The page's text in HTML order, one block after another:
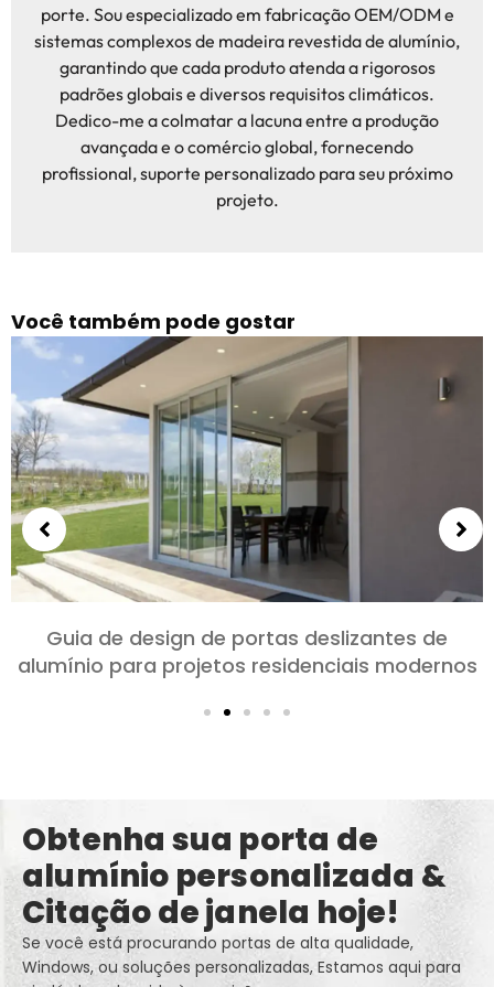
porte. Sou especializado em fabricação OEM/ODM e
sistemas complexos de madeira revestida de alumínio,
garantindo que cada produto atenda a rigorosos
padrões globais e diversos requisitos climáticos.
Dedico-me a colmatar a lacuna entre a produção
avançada e o comércio global, fornecendo
profissional, suporte personalizado para seu próximo
projeto.
Você também pode gostar
Escolhendo portas de alumínio para quartos e
salas: Conforto, Estilo, e privacidade
Obtenha sua porta de
alumínio personalizada &
Citação de janela hoje!
Se você está procurando portas de alta qualidade,
Windows, ou soluções personalizadas, Estamos aqui para